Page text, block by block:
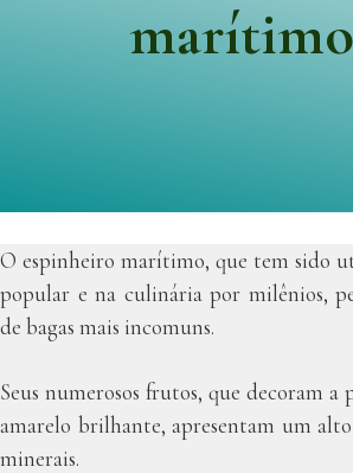
marítimo
O espinheiro marítimo, que tem sido
popular e na culinária por milênios,
de bagas mais incomuns.
Seus numerosos frutos, que decoram
amarelo brilhante, apresentam um
minerais.